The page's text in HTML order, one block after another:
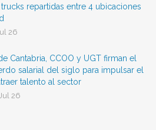
repartidas entre 4 ubicaciones
26
Cantabria, CCOO y UGT firman el
salarial del siglo para impulsar el
talento al sector
26